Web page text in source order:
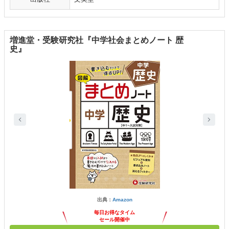
増進堂・受験研究社『中学社会まとめノート 歴
史』
出典： Amazon
毎日お得なタイム
セール開催中